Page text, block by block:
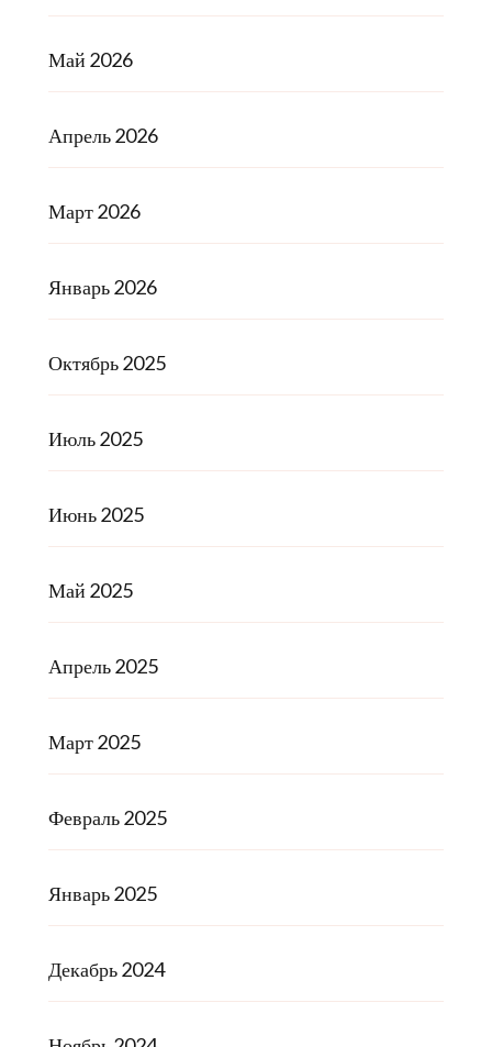
Май 2026
Апрель 2026
Март 2026
Январь 2026
Октябрь 2025
Июль 2025
Июнь 2025
Май 2025
Апрель 2025
Март 2025
Февраль 2025
Январь 2025
Декабрь 2024